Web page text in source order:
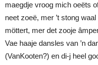
maegdje vroog mich oeëts
neet zoeë, mer ’t stong
möttert, mer det zooje
Vae haaje dansles van ’n
(VanKooten?) en di-j heel